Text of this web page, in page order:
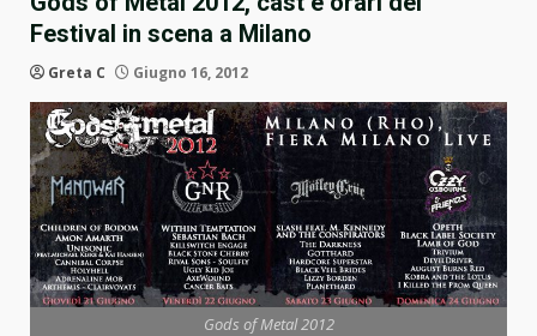
Festival in scena a Milano
Greta C Giugno 16, 2012
Gods of Metal 2012